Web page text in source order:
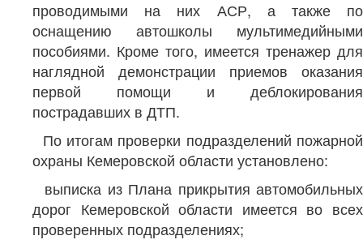
проводимыми на них АСР, а также по
оснащению автошколы мультимедийными
пособиями. Кроме того, имеется тренажер для
наглядной демонстрации приемов оказания
первой помощи и деблокирования
пострадавших в ДТП.
По итогам проверки подразделений пожарной
охраны Кемеровской области установлено:
выписка из Плана прикрытия автомобильных
дорог Кемеровской области имеется во всех
проверенных подразделениях;